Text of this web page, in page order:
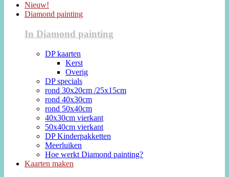
Nieuw!
Diamond painting
In Diamond painting
DP kaarten
Kerst
Overig
DP specials
rond 30x20cm /25x15cm
rond 40x30cm
rond 50x40cm
40x30cm vierkant
50x40cm vierkant
DP Kinderpakketten
Meerluiken
Hoe werkt Diamond painting?
Kaarten maken